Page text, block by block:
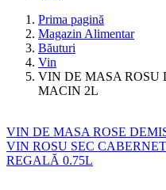
Prima pagină
Magazin Alimentar
Băuturi
Vin
VIN DE MASA ROSU
MACIN 2L
VIN DE MASA ROSE
VIN ROSU SEC
REGALĂ 0.75L